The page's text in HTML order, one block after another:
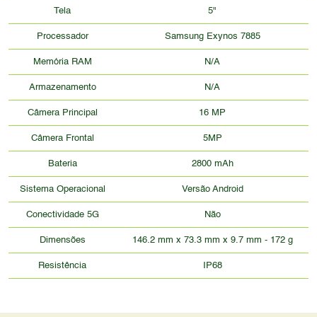
Tela 5"
Processador Samsung Exynos 7885
Memória RAM N/A
Armazenamento N/A
Câmera Principal 16 MP
Câmera Frontal 5MP
Bateria 2800 mAh
Sistema Operacional Versão Android
Conectividade 5G Não
Dimensões 146.2 mm x 73.3 mm x 9.7 mm - 172 g
Resistência IP68